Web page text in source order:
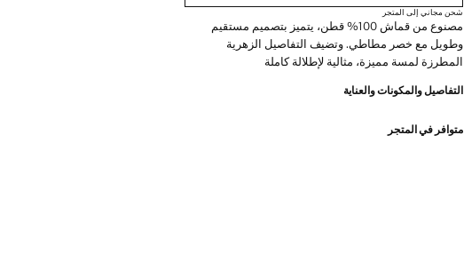
شحن مجاني إلى المتجر
مصنوع من قماش 100% قطن، يتميز بتصميم مستقيم
وطويل مع خصر مطاطي. وتضيف التفاصيل الزهرية
المطرزة لمسة مميزة، مثالية لإطلالة كاملة
التفاصيل والمكونات والعناية
متوافر في المتجر